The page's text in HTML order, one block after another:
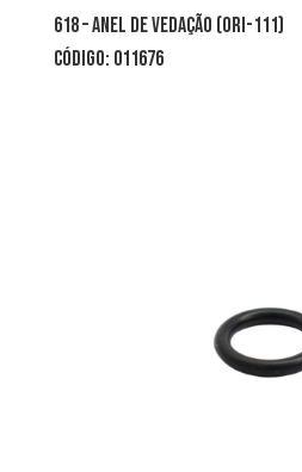
618 – anel de vedação (ori-111)
CÓDIGO: 011676